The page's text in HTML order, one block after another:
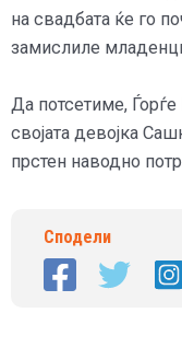
на свадбата ќе го
замислиле
Да потсетиме,
својата девојка
прстен наводно
Сподели